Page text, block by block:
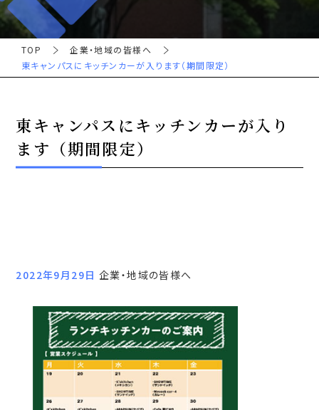
TOP
企業・地域の皆様へ
東キャンパスにキッチンカーが入ります（期間限定）
東キャンパスにキッチンカーが入り
ます（期間限定）
2022年9月29日 企業・地域の皆様へ